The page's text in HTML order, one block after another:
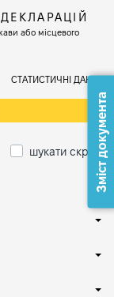
або місцевого
СТАТИСТИЧНІ ДАНІ
шукати скрізьЗміст документа